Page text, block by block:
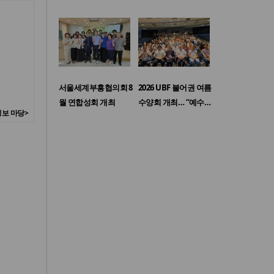
마당>
서울세계부흥협의회 8
월 연합성회 개최
2026 UBF 불어권 여름
수양회 개최… “예수…